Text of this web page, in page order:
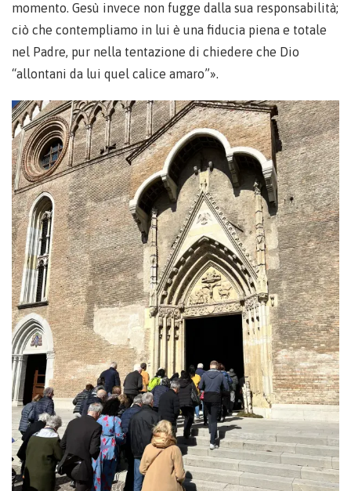
momento. Gesù invece non fugge dalla sua responsabilità;
ciò che contempliamo in lui è una fiducia piena e totale
nel Padre, pur nella tentazione di chiedere che Dio
“allontani da lui quel calice amaro”».